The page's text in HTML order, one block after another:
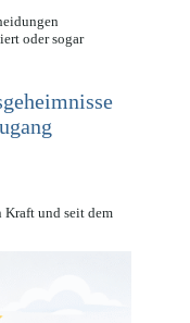
oder sogar
und seit dem